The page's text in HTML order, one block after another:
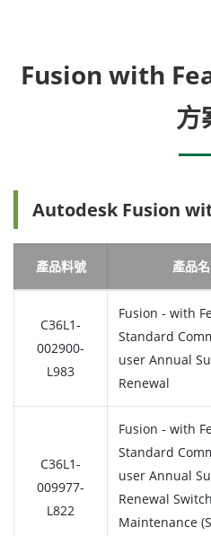
Fusion with
方
Autodesk Fusion
產品料號 產品
C36L1-
002900-
L983
Fusion - with
Standard
user Annual
Renewal
C36L1-
009977-
L822
Fusion - with
Standard
user Annual
Renewal
Maintenance